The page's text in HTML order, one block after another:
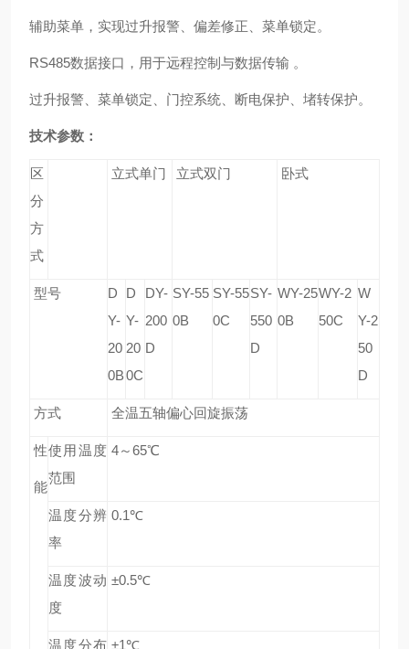
辅助菜单，实现过升报警、偏差修正、菜单锁定。
RS485数据接口，用于远程控制与数据传输 。
过升报警、菜单锁定、门控系统、断电保护、堵转保护。
技术参数：
区
分
方
式
立式单门 立式双门 卧式
型号
D
Y-
20
0B
D
Y-
20
0C
DY-
200
D
SY-55
0B
SY-55
0C
SY-
550
D
WY-25
0B
WY-2
50C
W
Y-2
50
D
方式 全温五轴偏心回旋振荡
性
能
使用温度
范围
4～65℃
温度分辨
率
0.1℃
温度波动
度
±0.5℃
温度分布 ±1℃